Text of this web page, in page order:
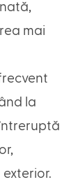
mai
la